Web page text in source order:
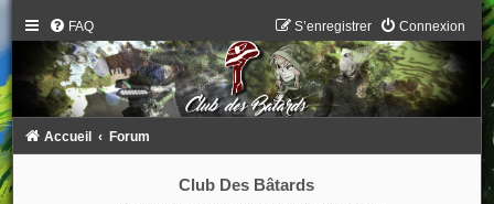
FAQ Connexion
S’enregistrer
Accueil Forum
Club Des Bâtards